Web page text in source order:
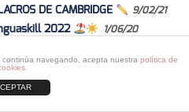
navegando, acepta nuestra política de
DE CAMBRIDGE 9/02/21
2022 1/06/20